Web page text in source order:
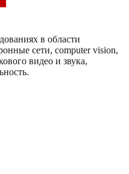
в области
сети, computer vision,
видео и звука,